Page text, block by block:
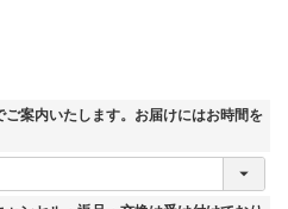
案内いたします。お届けにはお時間を